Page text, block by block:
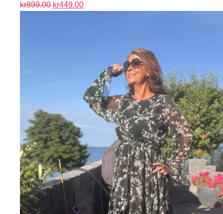
kr899.00 kr449.00